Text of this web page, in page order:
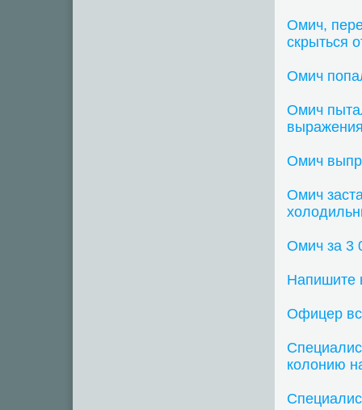
Омич,
скрыться
Омич
Омич
Омич
Омич
Омич за 3
Напишите
Офицер
колонию